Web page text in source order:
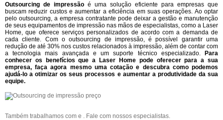
Outsourcing de impressão é uma solução eficiente para empresas que
buscam reduzir custos e aumentar a eficiência em suas operações. Ao optar
pelo outsourcing, a empresa contratante pode deixar a gestão e manutenção
de seus equipamentos de impressão nas mãos de especialistas, como a Laser
Home, que oferece serviços personalizados de acordo com a demanda de
cada cliente. Com o outsourcing de impressão, é possível garantir uma
redução de até 30% nos custos relacionados à impressão, além de contar com
a tecnologia mais avançada e um suporte técnico especializado. Para
conhecer os benefícios que a Laser Home pode oferecer para a sua
empresa, faça agora mesmo uma cotação e descubra como podemos
ajudá-lo a otimizar os seus processos e aumentar a produtividade da sua
equipe.
Também trabalhamos com e . Fale com nossos especialistas.